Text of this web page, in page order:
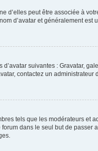
d’elles peut être associée à
d’avatar et généralement est
suivantes : Gravatar,
contactez un administrateur
tels que les modérateurs et
dans le seul but de passer